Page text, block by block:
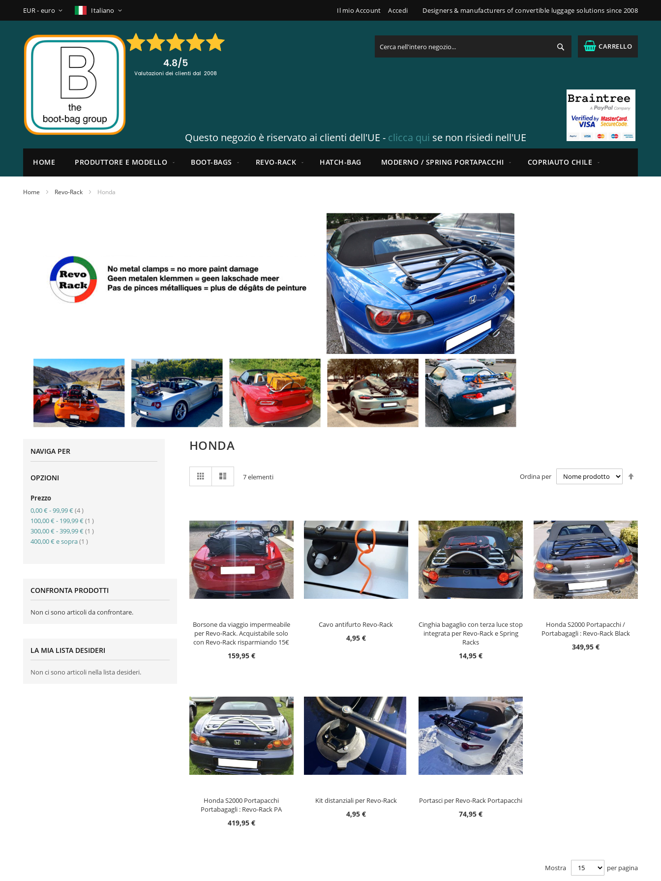
Il mio Account Accedi Designers & manufacturers of convertible luggage solutions since 2008
Salta
al
Valuta
EUR - euro LinguaItaliano
CARRELLO
Questo negozio è riservato ai clienti dell'UE - clicca qui se non risiedi nell'UE
HOME PRODUTTORE E MODELLO BOOT-BAGS REVO-RACK HATCH-BAG MODERNO / SPRING PORTAPACCHI COPRIAUTO CHILE
Home Revo-Rack Honda
HONDA
come
Griglia 7elementi Ordina per
Borsone da viaggio impermeabile
per Revo-Rack. Acquistabile solo
con Revo-Rack risparmiando 15€
159,95 €
AGGIUNGI AL CARRELLO
Cavo antifurto Revo-Rack
4,95 €
AGGIUNGI AL CARRELLO
Cinghia bagaglio con terza luce stop
integrata per Revo-Rack e Spring
Racks
14,95 €
AGGIUNGI AL CARRELLO
Honda S2000 Portapacchi /
Portabagagli : Revo-Rack Black
349,95 €
AGGIUNGI AL CARRELLO
Honda S2000 Portapacchi
Portabagagli : Revo-Rack PA
419,95 €
AGGIUNGI AL CARRELLO
Kit distanziali per Revo-Rack
4,95 €
AGGIUNGI AL CARRELLO
Portasci per Revo-Rack Portapacchi
74,95 €
AGGIUNGI AL CARRELLO
Mostra per pagina
NAVIGA PER
OPZIONI
Prezzo
0,00 €-99,99 € 4elemento
100,00 €- 199,99 € 1 elemento
300,00 €-399,99 € 1 elemento
400,00 €e sopra 1 elemento
CONFRONTA PRODOTTI
Non ci sono articoli da confrontare.
LA MIA LISTA DESIDERI
Non ci sono articoli nella lista desideri.